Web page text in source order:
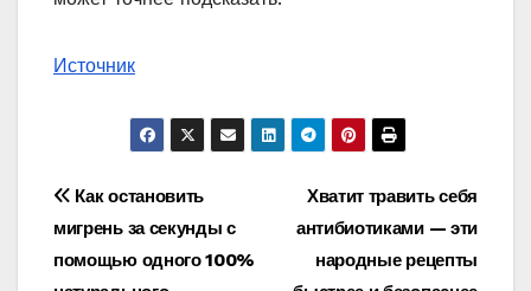
Источник
Навигация
по
Хватит травить себя
антибиотиками — эти
народные рецепты
Как остановить
мигрень за секунды с
помощью одного 100%